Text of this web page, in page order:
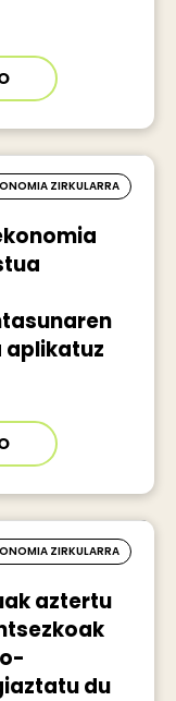
ZIRKULARRA
aplikatuz
ZIRKULARRA
aztertu
du